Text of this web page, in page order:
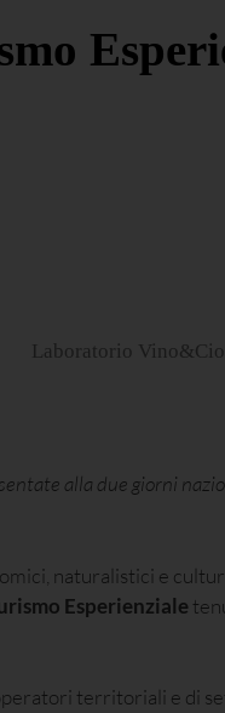
Laboratorio
alla due giorni
naturalistici e
Esperienziale
territoriali e di